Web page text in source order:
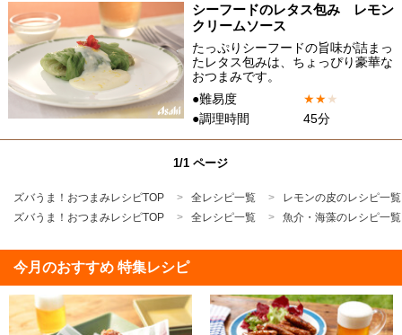
シーフードのレタス包み レモン
クリームソース
たっぷりシーフードの旨味が詰まっ
たレタス包みは、ちょっぴり豪華な
おつまみです。
●難易度
★★★
●調理時間
45分
1/1 ページ
ズバうま！おつまみレシピTOP 全レシピ一覧
レモンの皮のレシピ一覧
ズバうま！おつまみレシピTOP
全レシピ一覧 魚介・海藻のレシピ一覧
今月のおすすめ 特集レシピ